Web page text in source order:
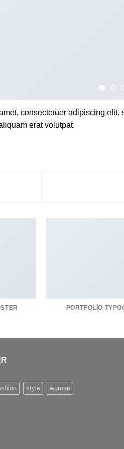
consectetuer adipiscing
erat volutpat.
PORTFOLIO
style women